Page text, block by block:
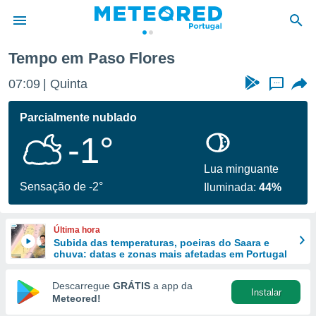
da
foi
fornecidas
a este
das
e
forma
digital
Tempo em Paso Flores
07:09 Quinta ...
Parcialmente nublado
-1°
Sensação de -2°
Lua minguante
Iluminada:44%
Última hora
Subida das temperaturas, poeiras do Saara e
chuva: datas e zonas mais afetadas em Portugal
Descarregue GRÁTIS a app da
Meteored!
Instalar